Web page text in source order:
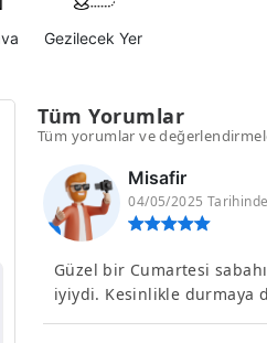
Gezilecek Yer
Tüm Yorumlar
Tüm yorumlar ve
Misafir
04/05/2025 Tarihinde
Güzel bir Cumartesi
iyiydi. Kesinlikle durmaya